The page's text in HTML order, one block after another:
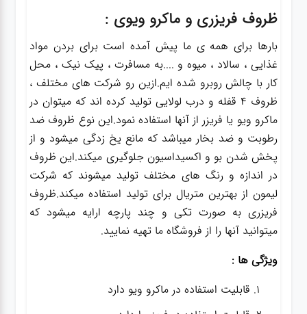
ظروف فریزری و ماکرو ویوی :
بارها برای همه ی ما پیش آمده است برای بردن مواد
غذایی ، سالاد ، میوه و ....به مسافرت ، پیک نیک ، محل
کار با چالش روبرو شده ایم.ازین رو شرکت های مختلف ،
ظروف 4 قفله و درب لولایی تولید کرده اند که میتوان در
ماکرو ویو یا فریزر از آنها استفاده نمود.این نوع ظروف ضد
رطوبت و ضد بخار میباشد که مانع یخ زدگی میشود و از
پخش شدن بو و اکسیداسیون جلوگیری میکند.این ظروف
در اندازه و رنگ های مختلف تولید میشوند که شرکت
لیمون از بهترین متریال برای تولید استفاده میکند.ظروف
فریزری به صورت تکی و چند پارچه ارایه میشود که
میتوانید آنها را از فروشگاه ما تهیه نمایید.
ویژگی ها :
قابلیت استفاده در ماکرو ویو دارد